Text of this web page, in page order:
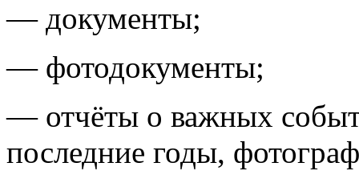
— документы;
— фотодокументы;
— отчёты о важных
последние годы,